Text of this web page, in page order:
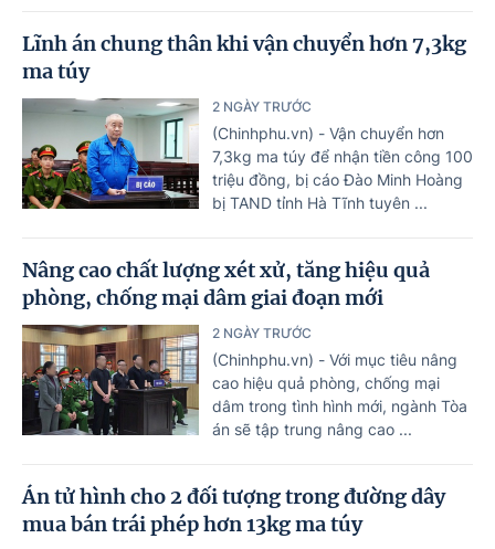
Lĩnh án chung thân khi vận chuyển hơn 7,3kg
ma túy
2 NGÀY TRƯỚC
(Chinhphu.vn) - Vận chuyển hơn
7,3kg ma túy để nhận tiền công 100
triệu đồng, bị cáo Đào Minh Hoàng
bị TAND tỉnh Hà Tĩnh tuyên ...
Nâng cao chất lượng xét xử, tăng hiệu quả
phòng, chống mại dâm giai đoạn mới
2 NGÀY TRƯỚC
(Chinhphu.vn) - Với mục tiêu nâng
cao hiệu quả phòng, chống mại
dâm trong tình hình mới, ngành Tòa
án sẽ tập trung nâng cao ...
Án tử hình cho 2 đối tượng trong đường dây
mua bán trái phép hơn 13kg ma túy